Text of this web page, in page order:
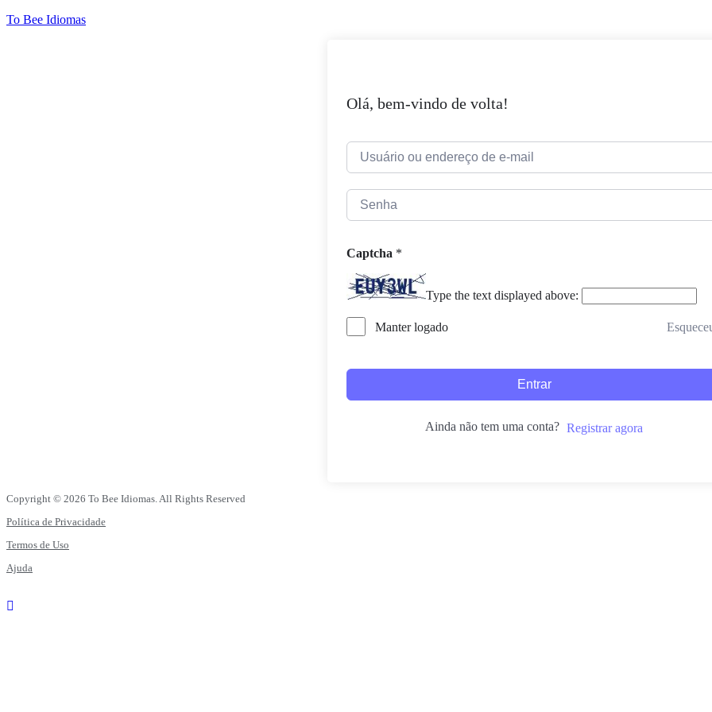
Ir
To Bee Idiomas
Olá, bem-vindo de volta!
Captcha *
Type the text displayed above:
Manter logado
Entrar
Ainda não tem uma conta? Registrar agora
Copyright © 2026 To Bee Idiomas. All Rights Reserved
Política de Privacidade
Termos de Uso
Ajuda